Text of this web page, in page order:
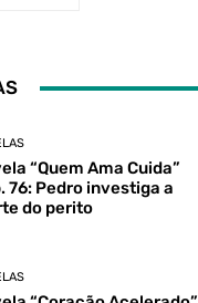
“Quem Ama Cuida”
76: Pedro investiga a
do perito